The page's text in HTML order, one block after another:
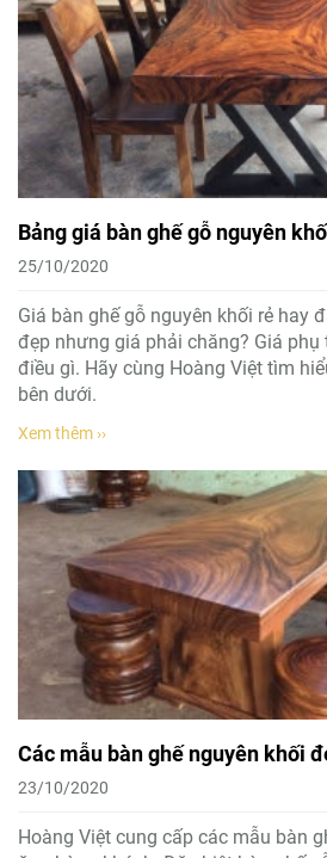
Bảng giá bàn ghế gỗ nguyên
25/10/2020
Giá bàn ghế gỗ nguyên khối rẻ hay
đẹp nhưng giá phải chăng? Giá phụ
điều gì. Hãy cùng Hoàng Việt tìm
bên dưới.
Xem thêm ››
Các mẫu bàn ghế nguyên khối
23/10/2020
Hoàng Việt cung cấp các mẫu bàn